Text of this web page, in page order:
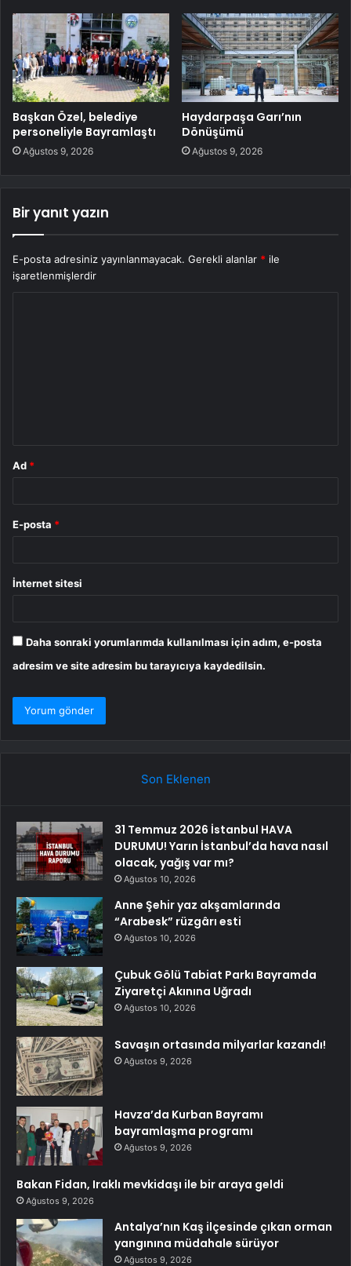
Başkan Özel, belediye
personeliyle Bayramlaştı
Ağustos 9, 2026
Haydarpaşa Garı’nın
Dönüşümü
Ağustos 9, 2026
Bir yanıt yazın
E-posta adresiniz yayınlanmayacak. Gerekli alanlar * ile
işaretlenmişlerdir
Ad *
E-posta *
İnternet sitesi
Daha sonraki yorumlarımda kullanılması için adım, e-posta
adresim ve site adresim bu tarayıcıya kaydedilsin.
Son Eklenen
31 Temmuz 2026 İstanbul HAVA
DURUMU! Yarın İstanbul’da hava nasıl
olacak, yağış var mı?
Ağustos 10, 2026
Anne Şehir yaz akşamlarında
“Arabesk” rüzgârı esti
Ağustos 10, 2026
Çubuk Gölü Tabiat Parkı Bayramda
Ziyaretçi Akınına Uğradı
Ağustos 10, 2026
Savaşın ortasında milyarlar kazandı!
Ağustos 9, 2026
Havza’da Kurban Bayramı
bayramlaşma programı
Ağustos 9, 2026
Bakan Fidan, Iraklı mevkidaşı ile bir araya geldi
Ağustos 9, 2026
Antalya’nın Kaş ilçesinde çıkan orman
yangınına müdahale sürüyor
Ağustos 9, 2026